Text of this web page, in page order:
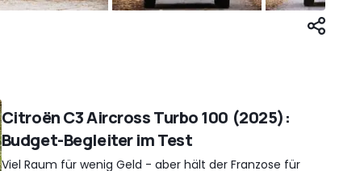
Citroën C3 Aircross Turbo 100 (2025):
Budget-Begleiter im Test
Viel Raum für wenig Geld - aber hält der Franzose für